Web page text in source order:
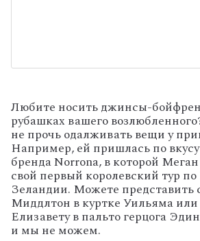
Любите носить джинсы-
рубашках вашего
не прочь одалживать вещи у
Например, ей пришлась по вкусу
бренда Norrona, в которой
свой первый королевский тур
Зеландии. Можете представить
Миддлтон в куртке Уильяма или
Елизавету в пальто герцога
и мы не можем.